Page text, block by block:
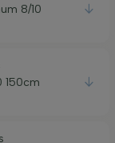
8/10
150cm